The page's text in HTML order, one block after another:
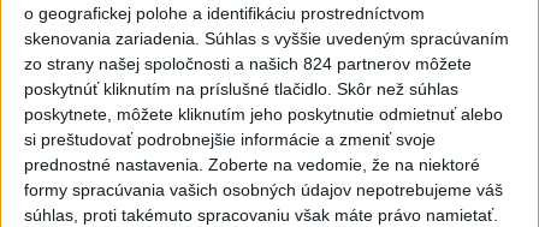
o geografickej polohe a identifikáciu prostredníctvom
skenovania zariadenia. Súhlas s vyššie uvedeným spracúvaním
zo strany našej spoločnosti a našich 824 partnerov môžete
poskytnúť kliknutím na príslušné tlačidlo. Skôr než súhlas
poskytnete, môžete kliknutím jeho poskytnutie odmietnuť alebo
si preštudovať podrobnejšie informácie a zmeniť svoje
prednostné nastavenia. Zoberte na vedomie, že na niektoré
formy spracúvania vašich osobných údajov nepotrebujeme váš
súhlas, proti takémuto spracovaniu však máte právo namietať.
Práve teraz
19:50 - Podvečer našli pri zjazde z diaľnice D1 na Turany
zraneného 42-ročného muža. Charakter zranení nasvedčuje
možnému útoku medveďa.
Viac
Videá a prenosy TASR TV